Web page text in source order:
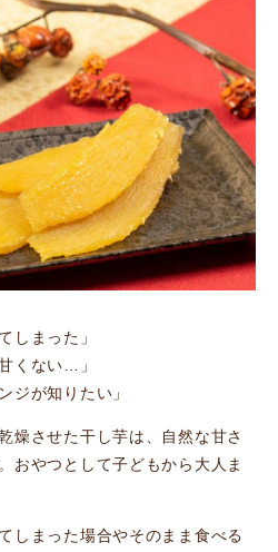
しまった」
くない…」
ジが知りたい」
燥させた干し芋は、自然な甘さ
おやつとして子どもから大人ま
しまった場合やそのまま食べる